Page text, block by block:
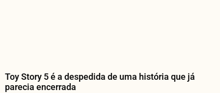
Toy Story 5 é a despedida de uma história que já
parecia encerrada